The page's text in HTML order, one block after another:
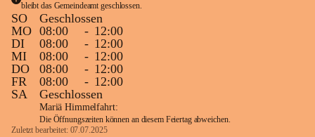
bleibt das Gemeindeamt geschlossen.
SO
Geschlossen
MO 08:00 - 12:00
DI
08:00 - 12:00
MI
08:00 - 12:00
DO
08:00 - 12:00
FR
08:00 - 12:00
SA
Geschlossen
Mariä Himmelfahrt:
Die Öffnungszeiten können an diesem Feiertag abweichen.
Zuletzt bearbeitet: 07.07.2025